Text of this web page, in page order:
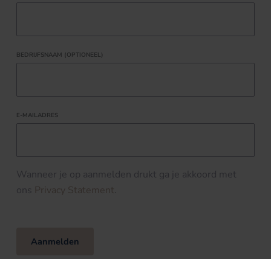
BEDRIJFSNAAM (OPTIONEEL)
E-MAILADRES
Wanneer je op aanmelden drukt ga je akkoord met
ons Privacy Statement.
Aanmelden